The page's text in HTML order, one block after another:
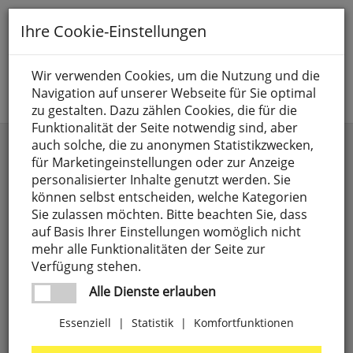
Toggle
Suche nach
Jetzt anmelden
Kategorien
4
Anschlusselemente,
LUXI LINK
71
Batterien
CEE-Steckgeräte,
303
Elektrogeräte
Preis
-
Preise aufsteigend
Einsatzort
69
Außen
121
Innen
weitere Filter
Ihre Cookie-Einstellungen
Wir verwenden Cookies, um die Nutzung und die
Navigation auf unserer Webseite für Sie optimal
zu gestalten. Dazu zählen Cookies, die für die
Funktionalität der Seite notwendig sind, aber
auch solche, die zu anonymen Statistikzwecken,
für Marketingeinstellungen oder zur Anzeige
personalisierter Inhalte genutzt werden. Sie
können selbst entscheiden, welche Kategorien
Sie zulassen möchten. Bitte beachten Sie, dass
auf Basis Ihrer Einstellungen womöglich nicht
mehr alle Funktionalitäten der Seite zur
Verfügung stehen.
Alle Dienste erlauben
Essenziell | Statistik | Komfortfunktionen